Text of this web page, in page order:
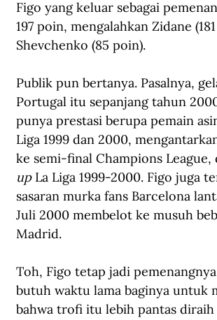
Figo yang keluar sebagai
197 poin, mengalahkan Zidane
Shevchenko (85 poin).
Publik pun bertanya. Pasalnya,
Portugal itu sepanjang tahun
punya prestasi berupa pemain
Liga 1999 dan 2000,
ke semi-final Champions League,
up La Liga 1999-2000. Figo juga
sasaran murka fans Barcelona
Juli 2000 membelot ke musuh
Madrid.
Toh, Figo tetap jadi
butuh waktu lama baginya untuk
bahwa trofi itu lebih pantas